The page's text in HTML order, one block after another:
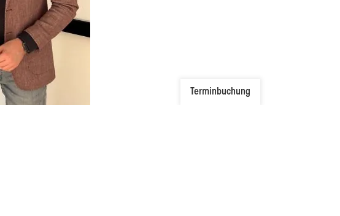
Terminbuchung